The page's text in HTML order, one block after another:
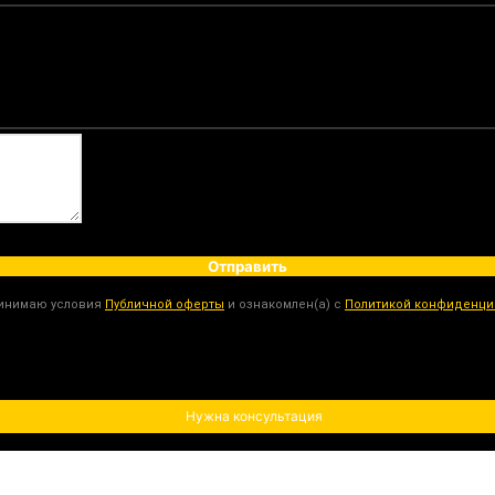
Отправить
условия Публичной оферты и ознакомлен(а) с Политикой
Нужна консультация